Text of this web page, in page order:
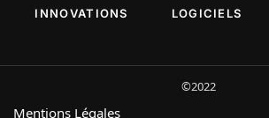
INNOVATIONS
LOGICIELS
©2022
Mentions Légales